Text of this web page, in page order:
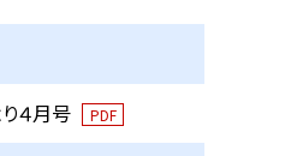
４月号 PDF